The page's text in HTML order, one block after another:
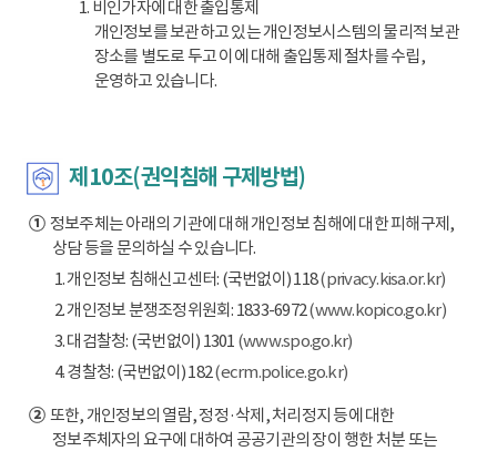
1. 비인가자에 대한 출입통제
개인정보를 보관하고 있는 개인정보시스템의 물리적 보관
장소를 별도로 두고 이에 대해 출입통제 절차를 수립,
운영하고 있습니다.
제10조(권익침해 구제방법)
①정보주체는 아래의 기관에 대해 개인정보 침해에 대한 피해구제,
상담 등을 문의하실 수 있습니다.
1. 개인정보 침해신고센터: (국번없이) 118(privacy.kisa.or.kr)
2. 개인정보 분쟁조정위원회: 1833-6972(www.kopico.go.kr)
3. 대검찰청: (국번없이) 1301 (www.spo.go.kr)
4. 경찰청: (국번없이) 182(ecrm.police.go.kr)
②또한, 개인정보의 열람, 정정·삭제, 처리정지 등에 대한
정보주체자의 요구에 대하여 공공기관의 장이 행한 처분 또는